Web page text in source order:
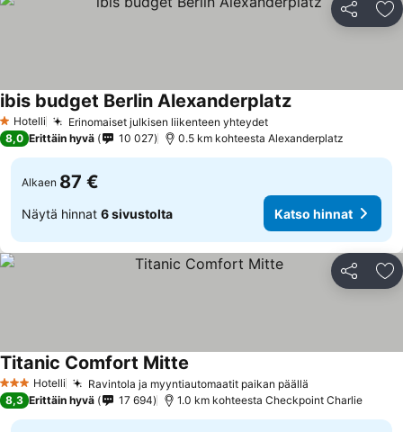
Jaa
1 Tähtiluokitus
Hotelli Erinomaiset julkisen liikenteen yhteydet
ibis budget Berlin Alexanderplatz
8,0 Erittäin hyvä 10 027 0.5 km kohteesta Alexanderplatz
Alkaen 87 €
Näytä hinnat 6 sivustolta Katso hinnat
Jaa
3 Tähtiluokitus
Hotelli Ravintola ja myyntiautomaatit paikan päällä
Titanic Comfort Mitte
8,3 Erittäin hyvä 17 694 1.0 km kohteesta Checkpoint Charlie